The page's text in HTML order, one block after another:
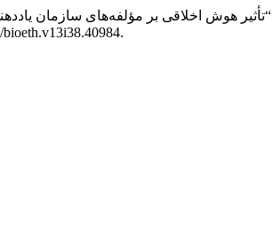
داود, زاهد بابلان عادل, اکبری تقی, و معینی‌کیا مهدی. 2024.
bioeth.v13i38.40984.